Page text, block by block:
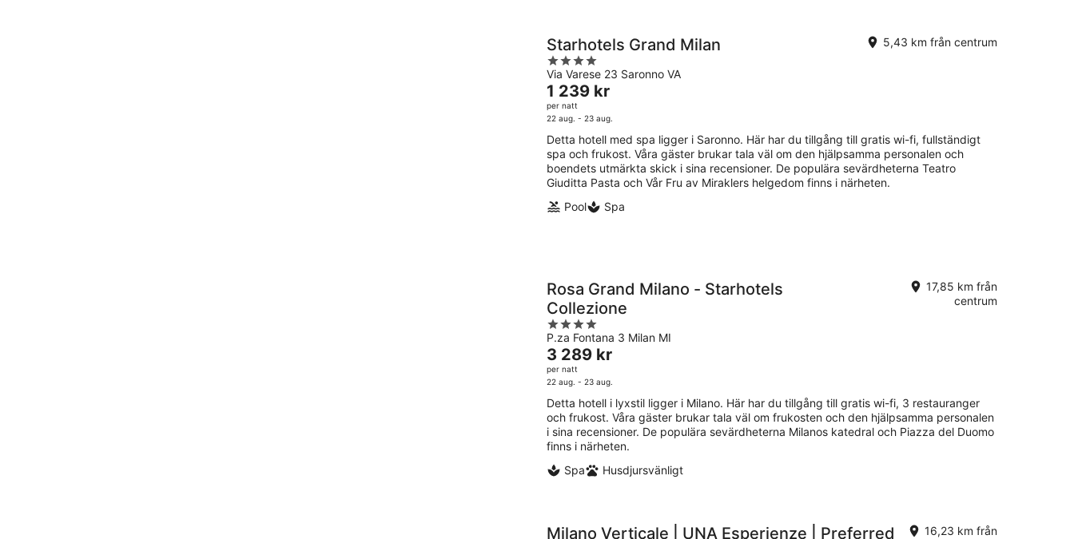
Starhotels Grand Milan
4
out
of
5
Via Varese 23 Saronno VA
5,43 km från centrum
Priset
är
1 239 kr
per
natt
1 239 kr
per natt
22 aug. - 23 aug.
Detta hotell med spa ligger i Saronno. Här har du tillgång till gratis wi-fi, fullständigt
spa och frukost. Våra gäster brukar tala väl om den hjälpsamma personalen och
boendets utmärkta skick i sina recensioner. De populära sevärdheterna Teatro
Giuditta Pasta och Vår Fru av Miraklers helgedom finns i närheten.
Pool
Spa
Rosa Grand Milano - Starhotels
Collezione
4
out
of
5
P.za Fontana 3 Milan MI
17,85 km från
centrum
Priset
är
3 289 kr
per
natt
3 289 kr
per natt
22 aug. - 23 aug.
Detta hotell i lyxstil ligger i Milano. Här har du tillgång till gratis wi-fi, 3 restauranger
och frukost. Våra gäster brukar tala väl om frukosten och den hjälpsamma personalen
i sina recensioner. De populära sevärdheterna Milanos katedral och Piazza del Duomo
finns i närheten.
Spa
Husdjursvänligt
Milano Verticale | UNA Esperienze | Preferred
16,23 km från